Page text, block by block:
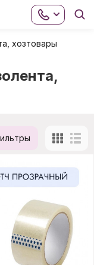
хозтовары